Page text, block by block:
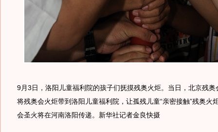
9月3日，洛阳儿童福利院的孩子们抚摸残奥火炬。当日，北京残奥
将残奥会火炬带到洛阳儿童福利院，让孤残儿童“亲密接触”残奥火
会圣火将在河南洛阳传递。新华社记者金良快摄